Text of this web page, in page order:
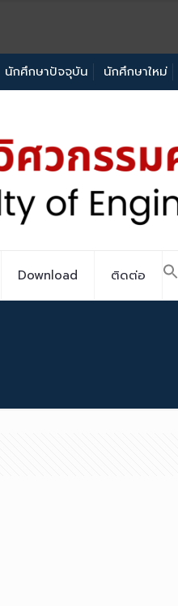
นักศึกษาปัจจุบัน นักศึกษาใหม่
Download ติดต่อ